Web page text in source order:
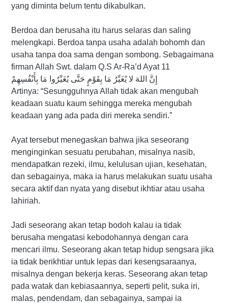
yang diminta belum tentu dikabulkan.
Berdoa dan berusaha itu harus selaras dan saling
melengkapi. Berdoa tanpa usaha adalah bohomh dan
usaha tanpa doa sama dengan sombong. Sebagaimana
firman Allah Swt. dalam Q.S Ar-Ra’d Ayat 11
إِنَّ اللهَ لا يُغَيِّرُ مَا بِقَوْمٍ حَتَّى يُغَيِّرُوا مَا بِأَنْفُسِهِمْ
Artinya: “Sesungguhnya Allah tidak akan mengubah
keadaan suatu kaum sehingga mereka mengubah
keadaan yang ada pada diri mereka sendiri.”
Ayat tersebut menegaskan bahwa jika seseorang
menginginkan sesuatu perubahan, misalnya nasib,
mendapatkan rezeki, ilmu, kelulusan ujian, kesehatan,
dan sebagainya, maka ia harus melakukan suatu usaha
secara aktif dan nyata yang disebut ikhtiar atau usaha
lahiriah.
Jadi seseorang akan tetap bodoh kalau ia tidak
berusaha mengatasi kebodohannya dengan cara
mencari ilmu. Seseorang akan tetap hidup sengsara jika
ia tidak berikhtiar untuk lepas dari kesengsaraanya,
misalnya dengan bekerja keras. Seseorang akan tetap
pada watak dan kebiasaannya, seperti pelit, suka iri,
malas, pendendam, dan sebagainya, sampai ia